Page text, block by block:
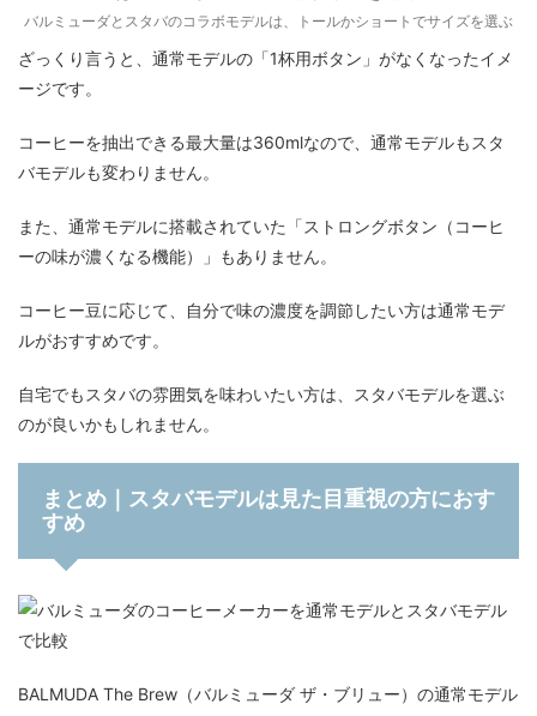
バルミューダとスタバのコラボモデルは、トールかショートでサイズを選ぶ
ざっくり言うと、通常モデルの「1杯用ボタン」がなくなったイメ
ージです。
コーヒーを抽出できる最大量は360mlなので、通常モデルもスタ
バモデルも変わりません。
また、通常モデルに搭載されていた「ストロングボタン（コーヒ
ーの味が濃くなる機能）」もありません。
コーヒー豆に応じて、自分で味の濃度を調節したい方は通常モデ
ルがおすすめです。
自宅でもスタバの雰囲気を味わいたい方は、スタバモデルを選ぶ
のが良いかもしれません。
まとめ｜スタバモデルは見た目重視の方におす
すめ
BALMUDA The Brew（バルミューダ ザ・ブリュー）の通常モデル